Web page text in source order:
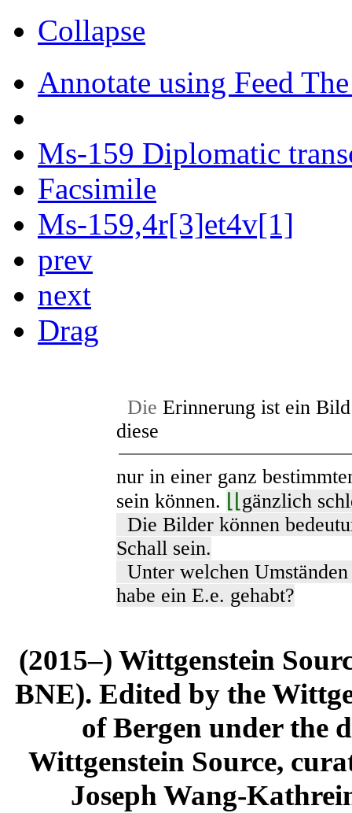
Collapse
Annotate using Feed
Ms-159 Diplomatic
Facsimile
Ms-159,4r[3]et4v[1]
prev
next
Drag
Die Erinnerung ist ein
diese
nur in einer ganz
sein können.
gänzlich
Die Bilder können
Schall sein.
Unter welchen
habe ein E.e. gehabt?
(2015–) Wittgenstein
BNE). Edited by the
of Bergen under the
Wittgenstein Source,
Joseph Wang-